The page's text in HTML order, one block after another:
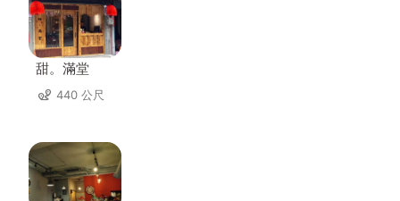
甜。滿堂
440 公尺